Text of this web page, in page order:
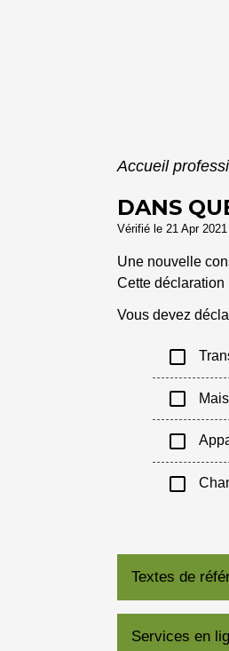
Accueil
DANS
Vérifié le 21 Apr
Une nouvelle
Cette déclaration
Vous devez
check_box_outline_blank
check_box_outline_blank
check_box_outline_blank
check_box_outline_blank
Textes de
Services en